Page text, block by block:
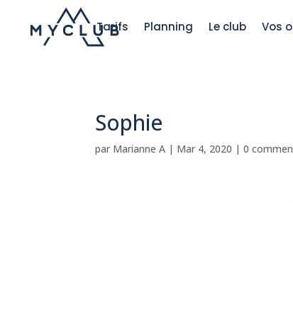
Tarifs Planning Le club Vos
Sophie
par Marianne A | Mar 4, 2020 |0